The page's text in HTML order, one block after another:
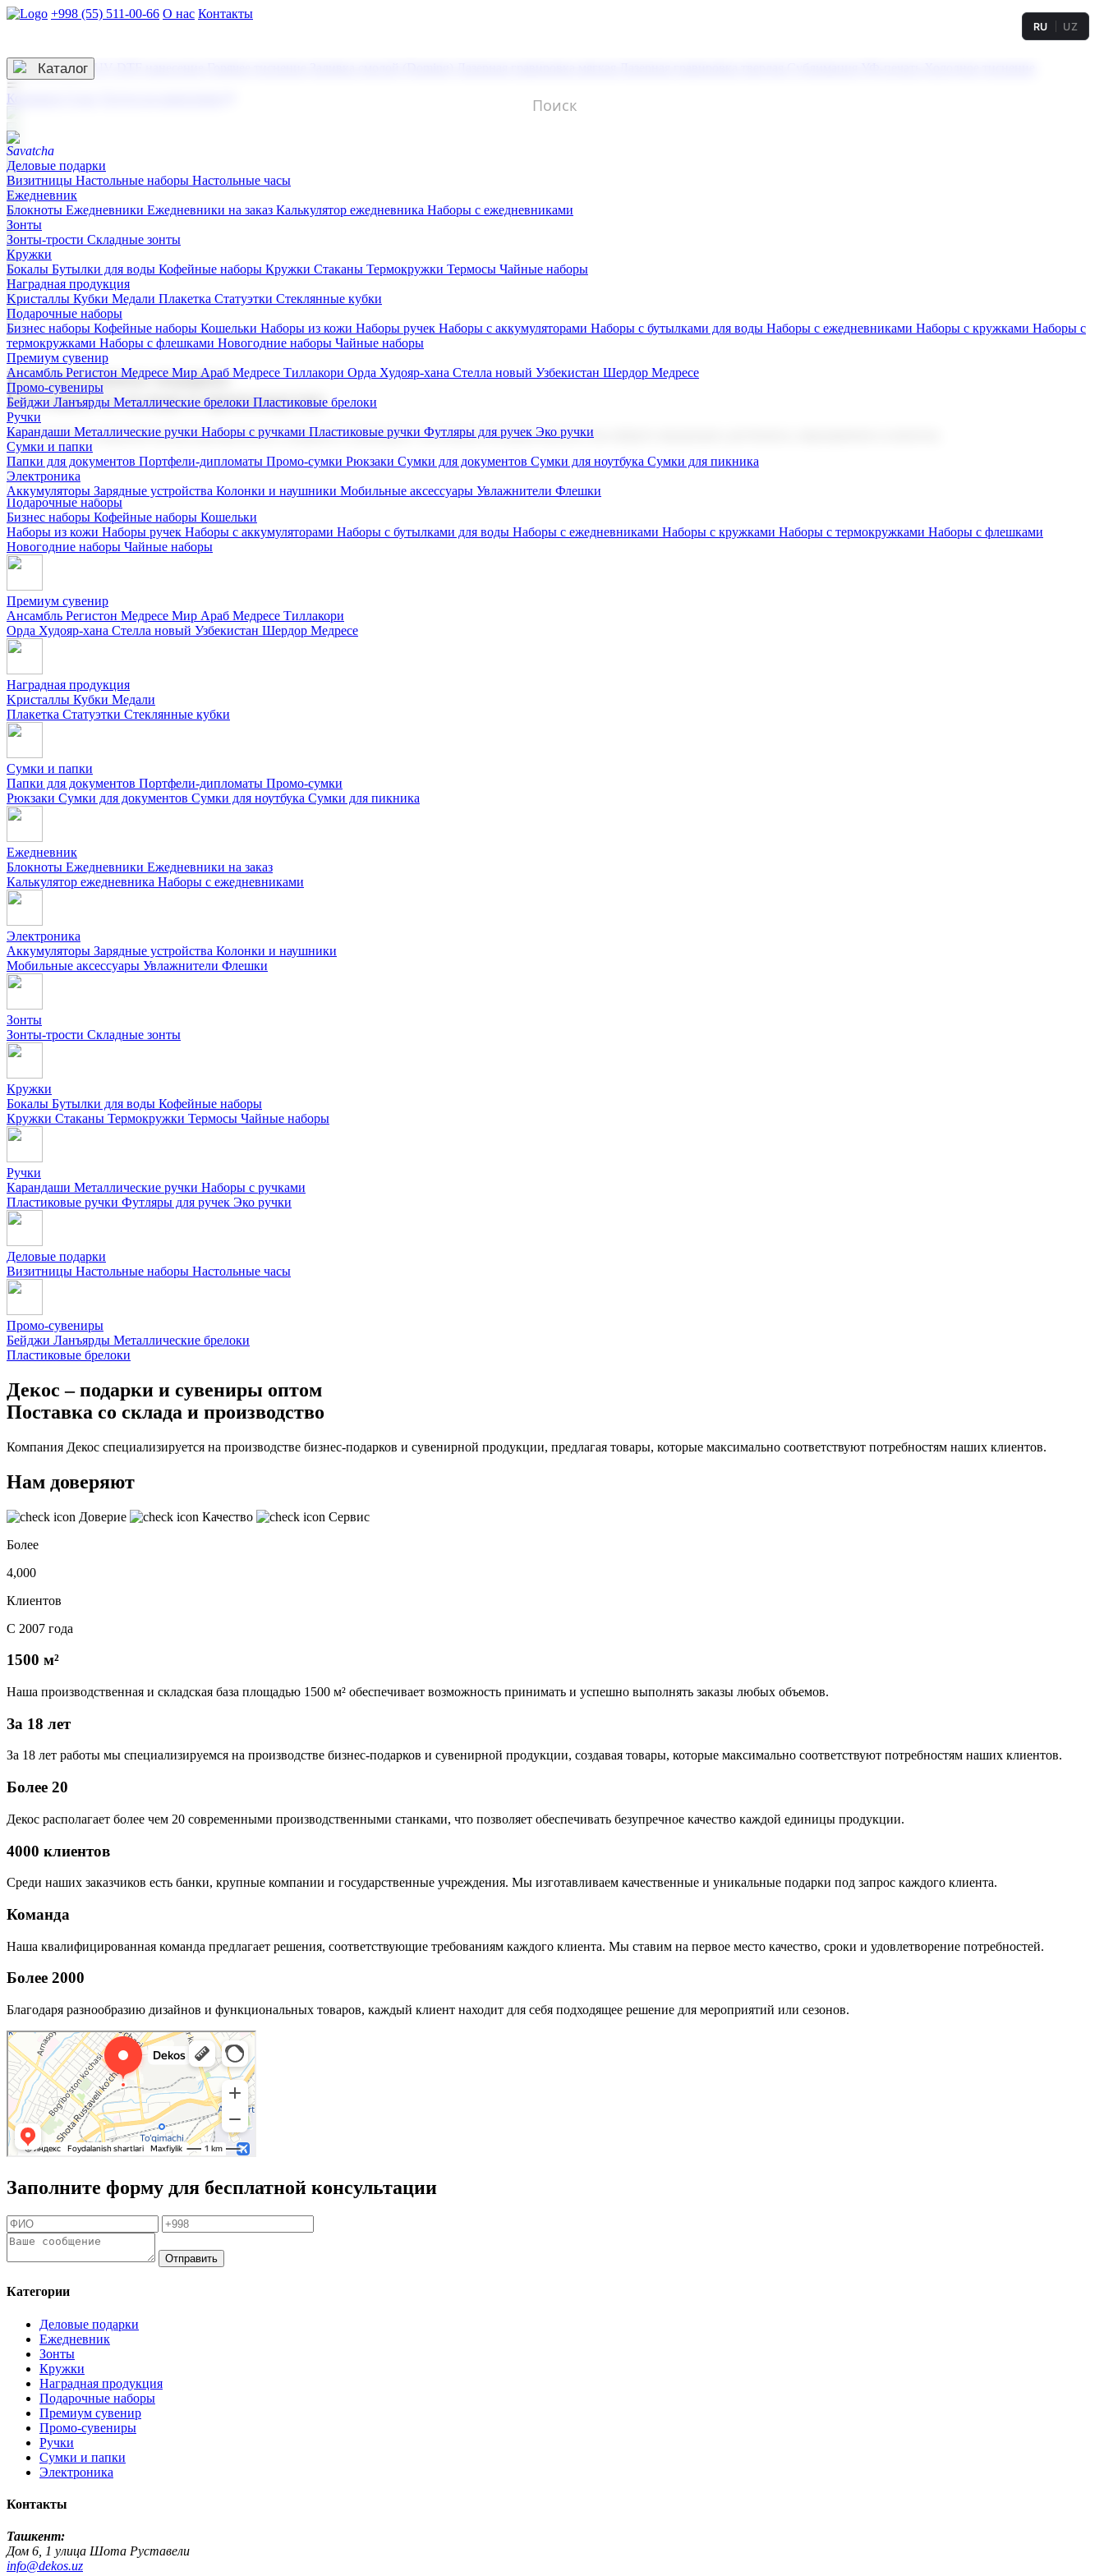
+998 (55) 511-00-66 О нас Контакты
3D гравировка
RU UZ
☰
Контакты
Каталог
Деловые подарки
Визитницы Настольные наборы Настольные часы
Ежедневник
Блокноты Ежедневники Ежедневники на заказ Калькулятор ежедневника Наборы с ежедневниками
Зонты
Зонты-трости Складные зонты
Кружки
Бокалы Бутылки для воды Кофейные наборы Кружки Стаканы Термокружки Термосы Чайные наборы
Наградная продукция
Kристаллы Кубки Медали Плакетка Статуэтки Стеклянные кубки
Подарочные наборы
Бизнес наборы Кофейные наборы Кошельки Наборы из кожи Наборы ручек Наборы с аккумуляторами Наборы с бутылками для воды Наборы с ежедневниками Наборы с кружками Наборы с
термокружками Наборы с флешками Новогодние наборы Чайные наборы
Премиум сувенир
Ансамбль Регистон Медресе Мир Араб Медресе Тиллакори Орда Худояр-хана Стелла новый Узбекистан Шердор Медресе
Промо-сувениры
Бейджи Ланъярды Металлические брелоки Пластиковые брелоки
Ручки
Карандаши Металлические ручки Наборы с ручками Пластиковые ручки Футляры для ручек Эко ручки
Сумки и папки
Папки для документов Портфели-дипломаты Промо-сумки Рюкзаки Сумки для документов Сумки для ноутбука Сумки для пикника
Электроника
Аккумуляторы Зарядные устройства Колонки и наушники Мобильные аксессуары Увлажнители Флешки
Корпоративные подарки
Поставка со склада и производство
Мы предлагаем широкий выбор корпоративных подарков и сувениров с логотипом. В нашем каталоге вы найдете продукцию для бизнеса, мероприятия и клиентов.
Подарочные наборы
Бизнес наборы Кофейные наборы Кошельки
Наборы из кожи Наборы ручек Наборы с аккумуляторами Наборы с бутылками для воды Наборы с ежедневниками Наборы с кружками Наборы с термокружками Наборы с флешками
Новогодние наборы Чайные наборы
Премиум сувенир
Ансамбль Регистон Медресе Мир Араб Медресе Тиллакори
Орда Худояр-хана Стелла новый Узбекистан Шердор Медресе
Наградная продукция
Kристаллы Кубки Медали
Плакетка Статуэтки Стеклянные кубки
Сумки и папки
Папки для документов Портфели-дипломаты Промо-сумки
Рюкзаки Сумки для документов Сумки для ноутбука Сумки для пикника
Ежедневник
Блокноты Ежедневники Ежедневники на заказ
Калькулятор ежедневника Наборы с ежедневниками
Электроника
Аккумуляторы Зарядные устройства Колонки и наушники
Мобильные аксессуары Увлажнители Флешки
Зонты
Зонты-трости Складные зонты
Кружки
Бокалы Бутылки для воды Кофейные наборы
Кружки Стаканы Термокружки Термосы Чайные наборы
Ручки
Карандаши Металлические ручки Наборы с ручками
Пластиковые ручки Футляры для ручек Эко ручки
Деловые подарки
Визитницы Настольные наборы Настольные часы
Промо-сувениры
Бейджи Ланъярды Металлические брелоки
Пластиковые брелоки
Декос – подарки и сувениры оптом
Поставка со склада и производство
Компания Декос специализируется на производстве бизнес-подарков и сувенирной продукции, предлагая товары, которые максимально соответствуют потребностям наших клиентов.
Нам доверяют
Доверие Качество
Сервис
Более
4,000
Клиентов
С 2007 года
1500 м²
Наша производственная и складская база площадью 1500 м² обеспечивает возможность принимать и успешно выполнять заказы любых объемов.
За 18 лет
За 18 лет работы мы специализируемся на производстве бизнес-подарков и сувенирной продукции, создавая товары, которые максимально соответствуют потребностям наших клиентов.
Более 20
Декос располагает более чем 20 современными производственными станками, что позволяет обеспечивать безупречное качество каждой единицы продукции.
4000 клиентов
Среди наших заказчиков есть банки, крупные компании и государственные учреждения. Мы изготавливаем качественные и уникальные подарки под запрос каждого клиента.
Команда
Наша квалифицированная команда предлагает решения, соответствующие требованиям каждого клиента. Мы ставим на первое место качество, сроки и удовлетворение потребностей.
Более 2000
Благодаря разнообразию дизайнов и функциональных товаров, каждый клиент находит для себя подходящее решение для мероприятий или сезонов.
Заполните форму для бесплатной консультации
Отправить
Категории
Деловые подарки
Ежедневник
Зонты
Кружки
Наградная продукция
Подарочные наборы
Премиум сувенир
Промо-сувениры
Ручки
Сумки и папки
Электроника
Контакты
Ташкент:
Дом 6, 1 улица Шота Руставели
info@dekos.uz